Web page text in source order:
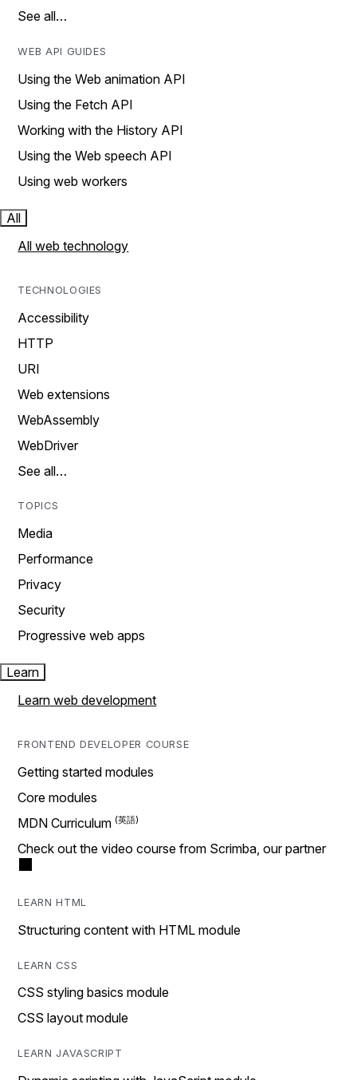
See all…
WEB API GUIDES
Using the Web animation API
Using the Fetch API
Working with the History API
Using the Web speech API
Using web workers
All
All web technology
TECHNOLOGIES
Accessibility
HTTP
URI
Web extensions
WebAssembly
WebDriver
See all…
TOPICS
Media
Performance
Privacy
Security
Progressive web apps
Learn
Learn web development
FRONTEND DEVELOPER COURSE
Getting started modules
Core modules
MDN Curriculum
Check out the video course from Scrimba, our partner
LEARN HTML
Structuring content with HTML module
LEARN CSS
CSS styling basics module
CSS layout module
LEARN JAVASCRIPT